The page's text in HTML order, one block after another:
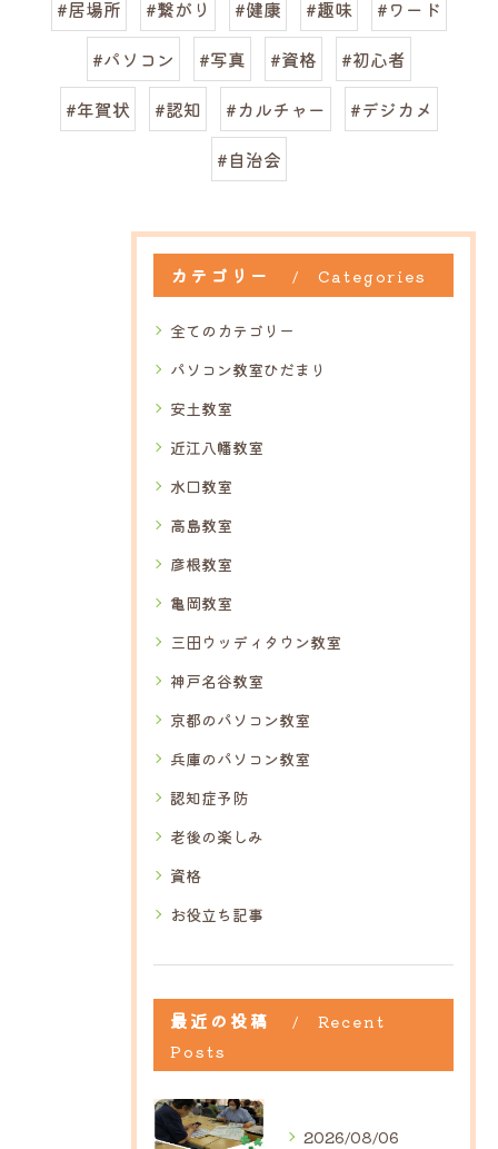
#居場所 #繋がり #健康 #趣味
#ワード
#パソコン
#写真 #資格
#初心者
#年賀状
#認知 #カルチャー
#デジカメ
#自治会
カテゴリー Categories
全てのカテゴリー
パソコン教室ひだまり
安土教室
近江八幡教室
水口教室
高島教室
彦根教室
亀岡教室
三田ウッディタウン教室
神戸名谷教室
京都のパソコン教室
兵庫のパソコン教室
認知症予防
老後の楽しみ
資格
お役立ち記事
最近の投稿
Recent
Posts
2026/08/06